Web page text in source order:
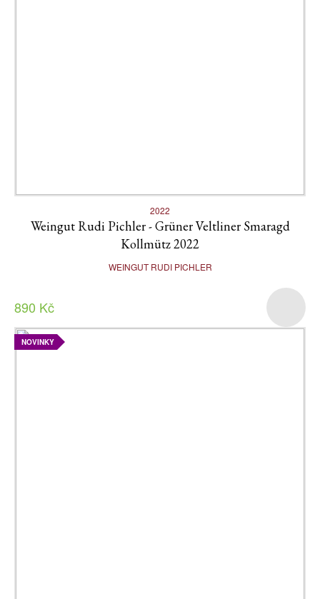
2022
Weingut Rudi Pichler - Grüner Veltliner Smaragd
Kollmütz 2022
WEINGUT RUDI PICHLER
890 Kč
NOVINKY